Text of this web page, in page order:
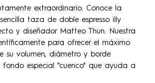
extraordinario. Conoce la
taza de doble espresso illy
y diseñador Matteo Thun. Nuestra
para ofrecer el máximo
volumen, diámetro y borde
especial "cuenco" que ayuda a